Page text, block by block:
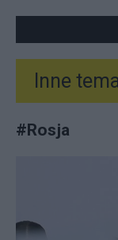
Inne
#Rosja